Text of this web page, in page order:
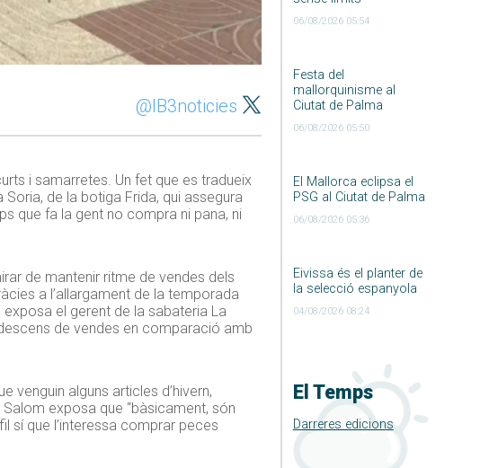
06/08/2026 05:54
Festa del
mallorquinisme al
Ciutat de Palma
06/08/2026 05:50
El Mallorca eclipsa el
PSG al Ciutat de Palma
06/08/2026 05:36
Eivissa és el planter de
la selecció espanyola
04/08/2026 08:24
El Temps
Darreres edicions
@IB3noticies
i samarretes. Un fet que es tradueix
de la botiga Frida, qui assegura
que fa la gent no compra ni pana, ni
de mantenir ritme de vendes dels
a l’allargament de la temporada
el gerent de la sabateria La
de vendes en comparació amb
venguin alguns articles d’hivern,
exposa que “bàsicament, són
sí que l’interessa comprar peces